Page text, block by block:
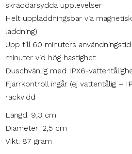
skräddarsydda upplevelser
Helt uppladdningsbar via
laddning)
Upp till 60 minuters
minuter vid hög hastighet
Duschvänlig med IPX6-
Fjärrkontroll ingår (ej vattentålig –
räckvidd
Längd: 9,3 cm
Diameter: 2,5 cm
Vikt: 87 gram